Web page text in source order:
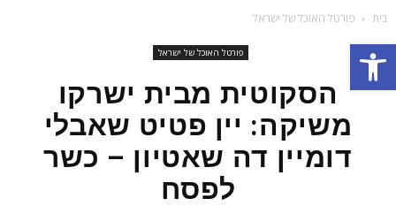
פתח סרגל נגישות
בית פורטל האוכל של ישראל
פורטל האוכל של ישראל
הסקוטית מבית ישרקו
משיקה: יין פטיט שאבלי
דומיין דה שאטיון – כשר
לפסח